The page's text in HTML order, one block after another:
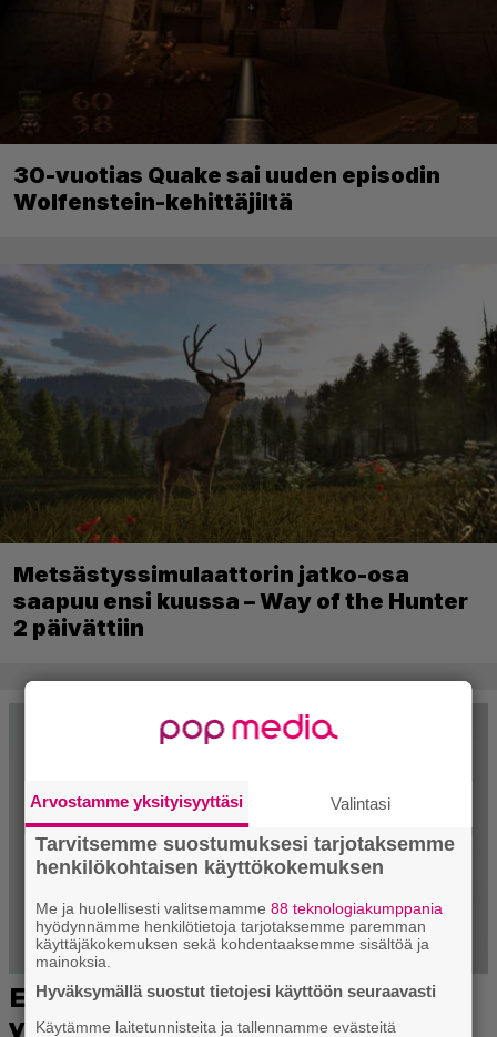
30-vuotias Quake sai uuden episodin
Wolfenstein-kehittäjiltä
Metsästyssimulaattorin jatko-osa
saapuu ensi kuussa – Way of the Hunter
2 päivättiin
Arvostamme yksityisyyttäsi Valintasi
Tarvitsemme suostumuksesi tarjotaksemme
henkilökohtaisen käyttökokemuksen
Me ja huolellisesti valitsemamme88 teknologiakumppania
hyödynnämme henkilötietoja tarjotaksemme paremman
käyttäjäkokemuksen sekä kohdentaaksemme sisältöä ja
mainoksia.
Hyväksymällä suostut tietojesi käyttöön seuraavasti
Käytämme laitetunnisteita ja tallennamme evästeitä